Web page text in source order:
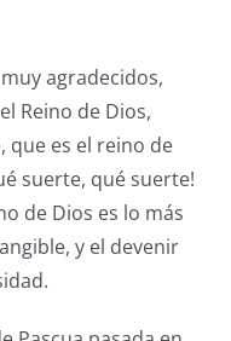
agradecidos,
Reino de Dios,
que es el reino de
suerte, qué suerte!
de Dios es lo más
y el devenir